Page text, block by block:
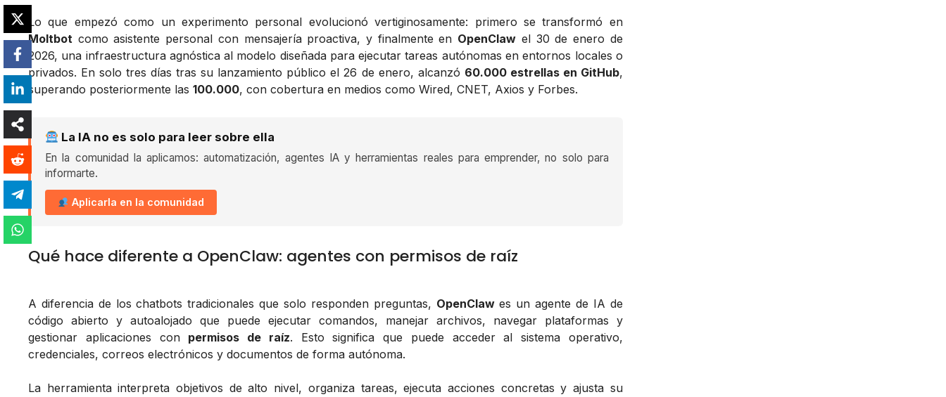
Lo que empezó como un experimento personal evolucionó vertiginosamente: primero se transformó en
Moltbot como asistente personal con mensajería proactiva, y finalmente en OpenClaw el 30 de enero de
2026, una infraestructura agnóstica al modelo diseñada para ejecutar tareas autónomas en entornos locales o
privados. En solo tres días tras su lanzamiento público el 26 de enero, alcanzó 60.000 estrellas en GitHub,
superando posteriormente las 100.000, con cobertura en medios como Wired, CNET, Axios y Forbes.
La IA no es solo para leer sobre ella
En la comunidad la aplicamos: automatización, agentes IA y herramientas reales para emprender, no solo para
informarte.
Aplicarla en la comunidad
Qué hace diferente a OpenClaw: agentes con permisos de raíz
A diferencia de los chatbots tradicionales que solo responden preguntas, OpenClawes un agente de IA de
código abierto y autoalojado que puede ejecutar comandos, manejar archivos, navegar plataformas y
gestionar aplicaciones con permisos de raíz. Esto significa que puede acceder al sistema operativo,
credenciales, correos electrónicos y documentos de forma autónoma.
La herramienta interpreta objetivos de alto nivel, organiza tareas, ejecuta acciones concretas y ajusta su